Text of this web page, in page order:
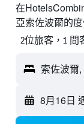
在
亞索佐波爾的
2位旅客，1 間
索佐波爾
8月16日